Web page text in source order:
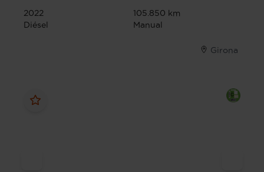
2022
105.850 km
Diésel
Manual
Girona